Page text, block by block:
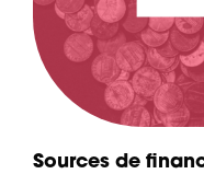
Sources de